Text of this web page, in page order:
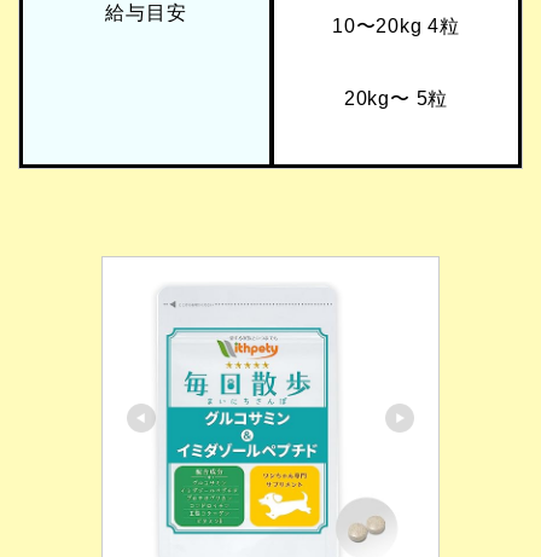
給与目安
10〜20kg 4粒
20kg〜 5粒